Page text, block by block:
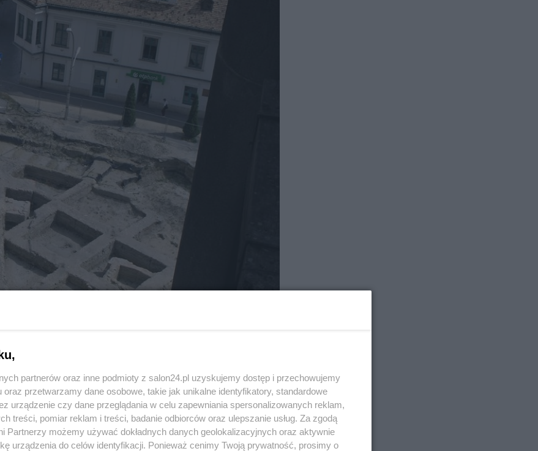
partnerów oraz inne podmioty z salon24.pl uzyskujemy dostęp i przechowujemy
oraz przetwarzamy dane osobowe, takie jak unikalne identyfikatory, standardowe
urządzenie czy dane przeglądania w celu zapewniania spersonalizowanych reklam,
treści, pomiar reklam i treści, badanie odbiorców oraz ulepszanie usług. Za zgodą
Partnerzy możemy używać dokładnych danych geolokalizacyjnych oraz aktywnie
urządzenia do celów identyfikacji. Ponieważ cenimy Twoją prywatność, prosimy o